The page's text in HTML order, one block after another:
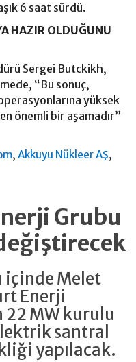
6 saat sürdü.
HAZIR OLDUĞUNU
Sergei Butckikh,
“Bu sonuç,
yüksek
önemli bir aşamadır”
,Akkuyu Nükleer AŞ,
Grubu
içinde Melet
Enerji
MW kurulu
santral
yapılacak.